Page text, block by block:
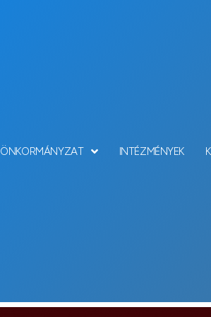
ÖNKORMÁNYZAT INTÉZMÉNYEK